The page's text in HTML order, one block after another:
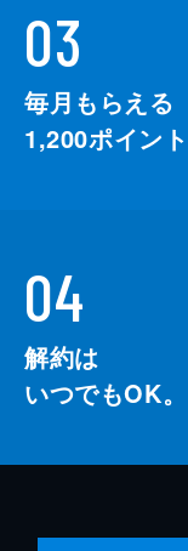
03
毎月もらえる
1,200ポイン
04
解約は
いつでもOK。